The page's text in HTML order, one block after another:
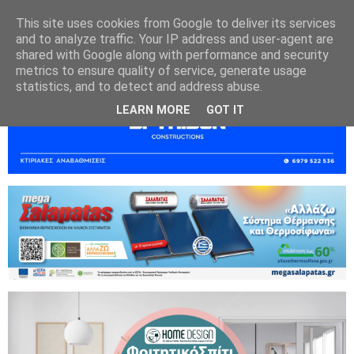
This site uses cookies from Google to deliver its services
and to analyze traffic. Your IP address and user-agent are
shared with Google along with performance and security
metrics to ensure quality of service, generate usage
statistics, and to detect and address abuse.
LEARN MORE GOT IT